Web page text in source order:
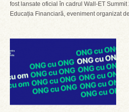
fost lansate oficial în cadrul Wall-ET
Educația Financiară, eveniment organizat